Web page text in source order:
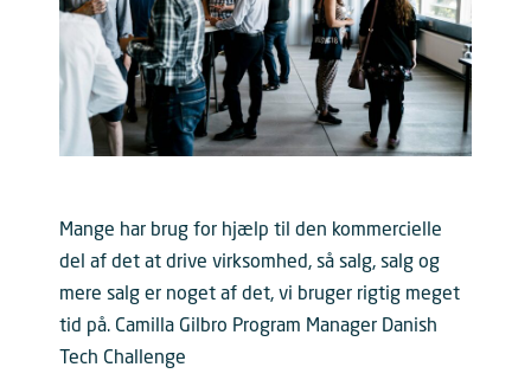
Mange har brug for hjælp til den kommercielle
del af det at drive virksomhed, så salg, salg og
mere salg er noget af det, vi bruger rigtig meget
tid på. Camilla Gilbro Program Manager Danish
Tech Challenge